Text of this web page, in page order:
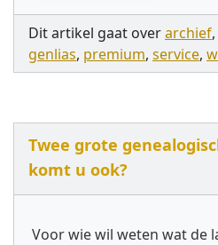
Dit artikel gaat overarchief,
genlias, premium, service,
Twee grote
komt u ook?
Voor wie wil weten wat de